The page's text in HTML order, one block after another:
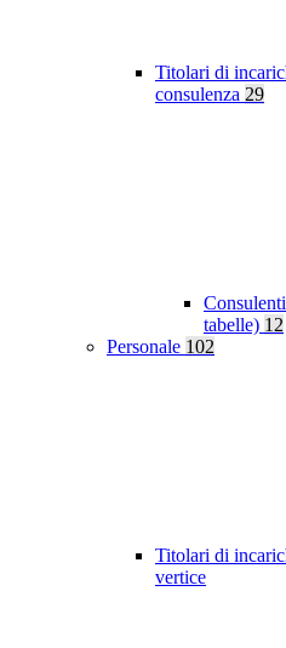
Titolari di
consulenza 29
tabelle) 12
Personale 102
Titolari di
vertice